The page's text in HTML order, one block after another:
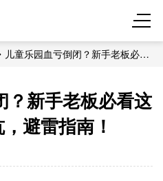
儿童乐园血亏倒闭？新手老板必看
？新手老板必看这
避雷指南！